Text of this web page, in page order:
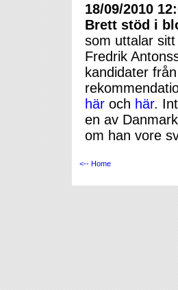
18/09/2010
Brett stöd i
som uttalar
Fredrik
kandidater
här och här.
en av
om han vore
<-- Home